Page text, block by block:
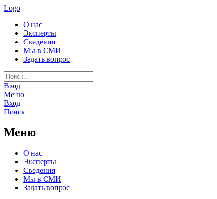
Logo
О нас
Эксперты
Сведения
Мы в СМИ
Задать вопрос
Вход
Меню
Вход
Поиск
Меню
О нас
Эксперты
Сведения
Мы в СМИ
Задать вопрос